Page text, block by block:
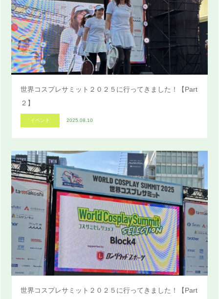
世界コスプレサミット２０２５に行ってきました！【Part
２】
イベント 2025.08.10
世界コスプレサミット２０２５に行ってきました！【Part